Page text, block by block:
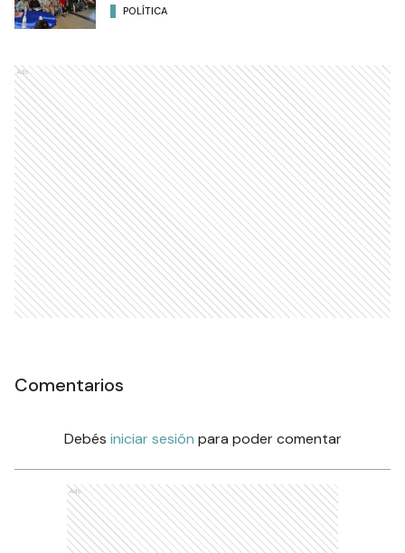
POLÍTICA
Ads
Comentarios
Debés iniciar sesión para poder comentar
Ads